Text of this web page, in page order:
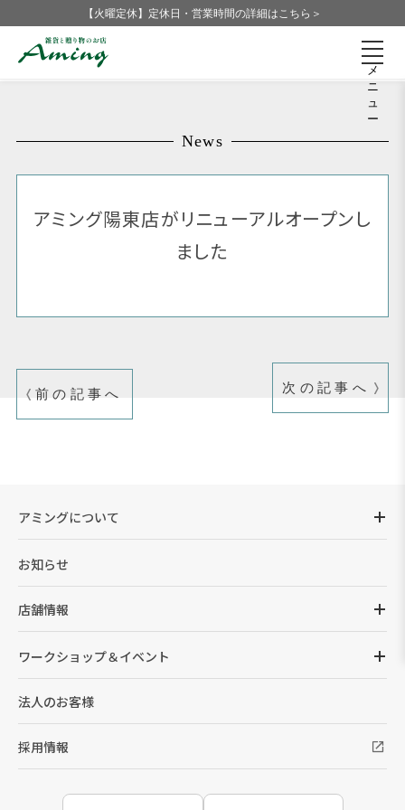
【火曜定休】定休日・営業時間の詳細はこちら＞
メ
ニ
ュ
ー
News
アミング陽東店がリニューアルオープンし
ました
前の記事へ 次の記事へ
アミングについて
お知らせ
店舗情報
ワークショップ＆イベント
法人のお客様
採用情報